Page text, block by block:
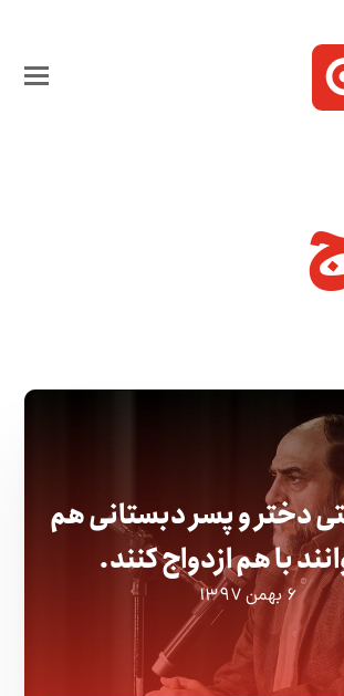
دختر و پسر دبستانی هم
با هم ازدواج کنند.
۶ بهمن ۱۳۹۷